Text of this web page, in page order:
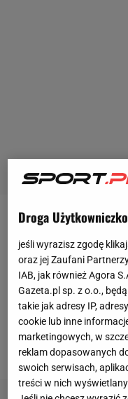
Reprezentacja
zmagania w Lidze
zmierzyła się ze
Bohaterem został
zwycięską bramkę
Niestety w trakcie
narzekali Robert
Droga
jeśli wyrazisz zgodę
oraz jej Zaufani
IAB, jak również Agora
Gazeta.pl sp. z o.o.,
takie jak adresy IP,
cookie lub inne
marketingowych, w
reklam dopasowanych
swoich serwisach,
treści w nich